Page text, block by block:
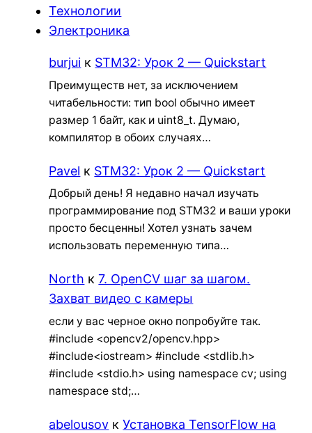
Технологии
Электроника
burjui к STM32: Урок 2 — Quickstart
Преимуществ нет, за исключением
читабельности: тип bool обычно имеет
размер 1 байт, как и uint8_t. Думаю,
компилятор в обоих случаях…
Pavel к STM32: Урок 2 — Quickstart
Добрый день! Я недавно начал изучать
программирование под STM32 и ваши уроки
просто бесценны! Хотел узнать зачем
использовать переменную типа…
North к7. OpenCV шаг за шагом.
Захват видео с камеры
если у вас черное окно попробуйте так.
#include <opencv2/opencv.hpp>
#include<iostream> #include <stdlib.h>
#include <stdio.h> using namespace cv; using
namespace std;…
abelousov кУстановка TensorFlow на